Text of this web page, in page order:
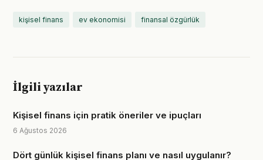
kişisel finans ev ekonomisi finansal özgürlük
İlgili yazılar
Kişisel finans için pratik öneriler ve ipuçları
6 Ağustos 2026
Dört günlük kişisel finans planı ve nasıl uygulanır?